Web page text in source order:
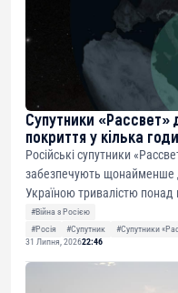
Супутники «Рассвет»
покриття у кілька
Російські супутники
забезпечують щонайменше
Україною тривалістю
#Війна з Росією
#Росія
#Супутник #Супутники
31 Липня, 202622:46